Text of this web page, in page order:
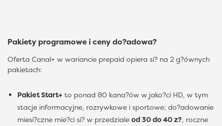
Pakiety programowe i ceny do?adowa?
Oferta Canal+ w wariancie prepaid opiera si? na 2 g?ównych
pakietach:
Pakiet Start+ to ponad 80 kana?ów w jako?ci HD, w tym
stacje informacyjne, rozrywkowe i sportowe; do?adowanie
miesi?czne mie?ci si? w przedziale od 30 do 40 z?, roczne